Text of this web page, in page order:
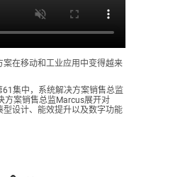
案在移动和工业应用中变得越来
61集中，系统解决方案销售总监
方案销售总监Marcus展开对
型设计、能效提升以及数字功能